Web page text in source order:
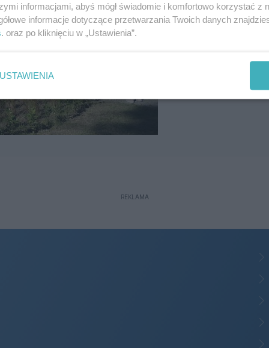
REKLAMA
informacjami, abyś mógł świadomie i komfortowo korzystać z
informacje dotyczące przetwarzania Twoich danych
. oraz po kliknięciu w „Ustawienia”.
USTAWIENIA